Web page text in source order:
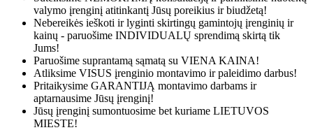
valymo įrenginį atitinkantį Jūsų poreikius ir biudžetą!
Nebereikės ieškoti ir lyginti skirtingų gamintojų įrenginių ir
kainų - paruošime INDIVIDUALŲ sprendimą skirtą tik
Jums!
Paruošime suprantamą sąmatą su VIENA KAINA!
Atliksime VISUS įrenginio montavimo ir paleidimo darbus!
Pritaikysime GARANTIJĄ montavimo darbams ir
aptarnausime Jūsų įrenginį!
Jūsų įrenginį sumontuosime bet kuriame LIETUVOS
MIESTE!